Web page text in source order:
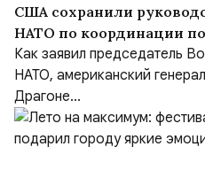
США сохранили
НАТО по координации
(NSATU), несмотря на
функции Европе
Как заявил председатель
НАТО, американский
Драгоне...